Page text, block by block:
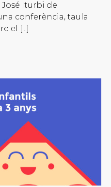
Iturbi de
conferència, taula
el [...]